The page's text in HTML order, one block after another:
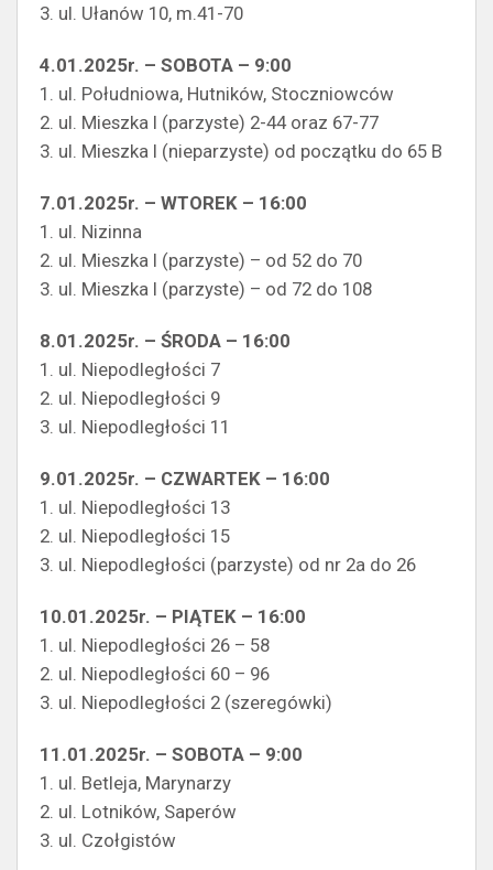
3. ul. Ułanów 10, m.41-70
4.01.2025r. – SOBOTA – 9:00
1. ul. Południowa, Hutników, Stoczniowców
2. ul. Mieszka I (parzyste) 2-44 oraz 67-77
3. ul. Mieszka I (nieparzyste) od początku do 65 B
7.01.2025r. – WTOREK – 16:00
1. ul. Nizinna
2. ul. Mieszka I (parzyste) – od 52 do 70
3. ul. Mieszka I (parzyste) – od 72 do 108
8.01.2025r. – ŚRODA – 16:00
1. ul. Niepodległości 7
2. ul. Niepodległości 9
3. ul. Niepodległości 11
9.01.2025r. – CZWARTEK – 16:00
1. ul. Niepodległości 13
2. ul. Niepodległości 15
3. ul. Niepodległości (parzyste) od nr 2a do 26
10.01.2025r. – PIĄTEK – 16:00
1. ul. Niepodległości 26 – 58
2. ul. Niepodległości 60 – 96
3. ul. Niepodległości 2 (szeregówki)
11.01.2025r. – SOBOTA – 9:00
1. ul. Betleja, Marynarzy
2. ul. Lotników, Saperów
3. ul. Czołgistów